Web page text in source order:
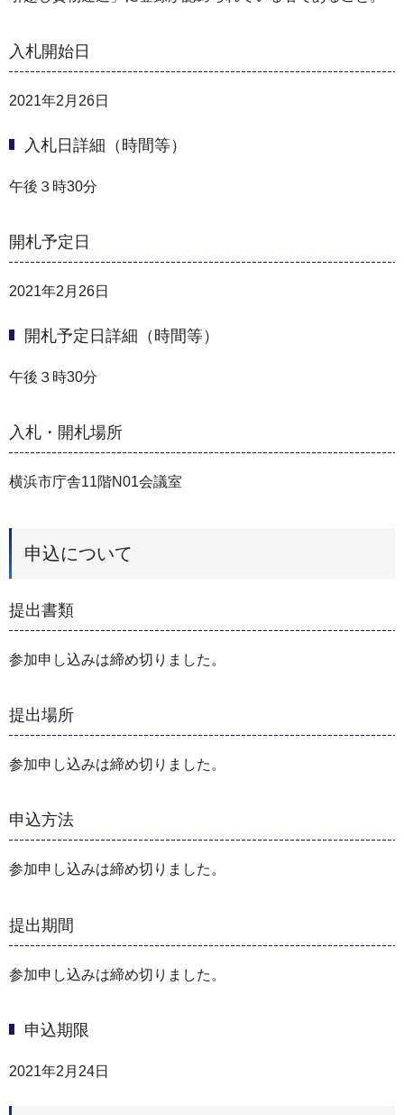
入札開始日
2021年2月26日
入札日詳細（時間等）
午後３時30分
開札予定日
2021年2月26日
開札予定日詳細（時間等）
午後３時30分
入札・開札場所
横浜市庁舎11階N01会議室
申込について
提出書類
参加申し込みは締め切りました。
提出場所
参加申し込みは締め切りました。
申込方法
参加申し込みは締め切りました。
提出期間
参加申し込みは締め切りました。
申込期限
2021年2月24日